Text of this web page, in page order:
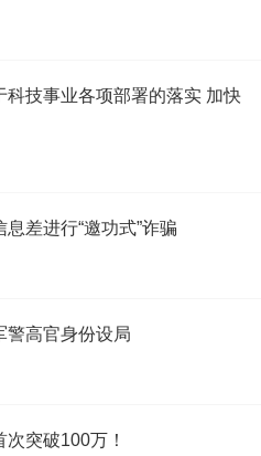
技事业各项部署的落实 加快
差进行“邀功式”诈骗
警高官身份设局
突破100万！